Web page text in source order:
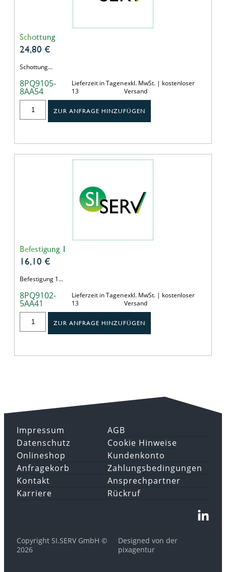
Schottung
24,80 €
Schottung…
8PQ9105-
8AA54
Lieferzeit in Tagen
13
exkl. MwSt. | kostenloser
Versand
ZUR ANFRAGE HINZUFÜGEN
Befestigung 1
16,10 €
Befestigung 1…
8PQ9102-
5AA41
Lieferzeit in Tagen
13
exkl. MwSt. | kostenloser
Versand
ZUR ANFRAGE HINZUFÜGEN
Impressum
Datenschutz
AGB
Cookie Hinweise
Onlineshop
Anfragekorb
Kundenkonto
Zahlungsbedingungen
Kontakt
Karriere
Ansprechpartner
Rückruf
Copyright SI.SERV GmbH ©
2026
Designed von der
pixagentur